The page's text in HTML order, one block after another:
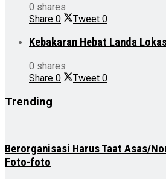
0 shares
Share 0 Tweet 0
Kebakaran Hebat Landa
0 shares
Share 0 Tweet 0
Trending
Berorganisasi Harus Taat Asas/
Foto-foto